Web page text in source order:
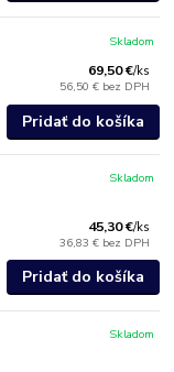
69,50 €/ks
56,50 € bez DPH
Skladom
Pridať do košíka
45,30 €/ks
36,83 € bez DPH
Skladom
Pridať do košíka
Skladom